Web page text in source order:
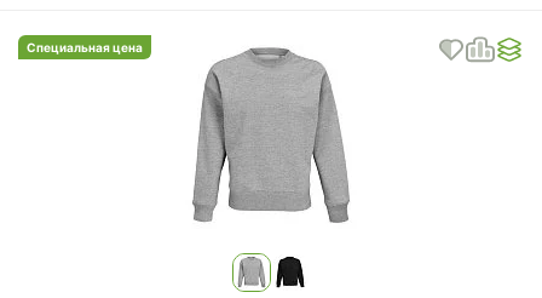
Специальная цена